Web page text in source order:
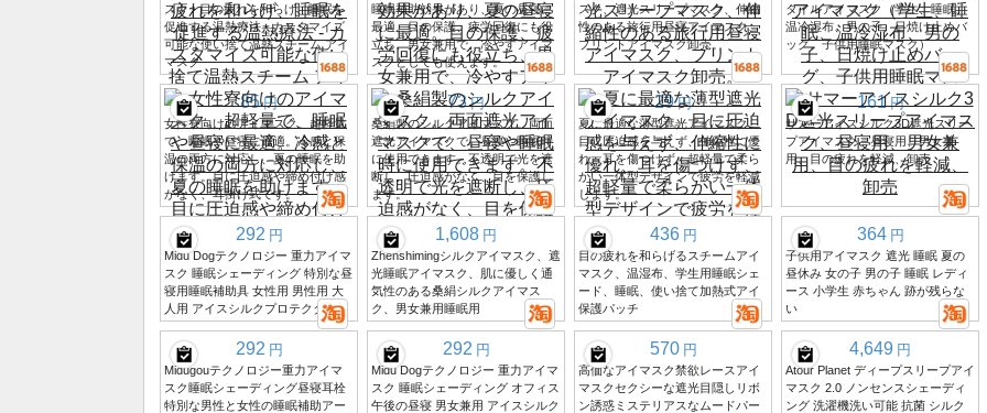
スク - 目の疲れを和らげ、睡眠を
促進する温熱療法 - カスタマイズ
可能な使い捨て温熱スチーム アイ
マスク
睡眠補助効果があり、夏の昼寝に
最適。目の保護、疲労回復にも役
立ち、男女兼用で、冷やすアイマ
スクとしても使えます。
スク、遮光スリープマスク、伸縮
性のある旅行用昼寝アイマスク、
プリントアイマスク卸売。
タイルアイマスク（学生、睡眠、
温冷湿布、男の子、日焼け止めバ
ッグ、子供用睡眠マスク）
85 円
女性寮向けのアイマスク。超軽量
で、睡眠や昼寝に最適。冷感と保
温の両方に対応し、夏の睡眠を助
けます。目に圧迫感や締め付け感
がなく、耳掛け式です。
73 円
桑絹製のシルクアイマスク。両面
遮光アイマスクで、昼寝や睡眠時
に使用できます。不透明で光を遮
断し、圧迫感がなく、目を保護し
ます。
29 円
夏に最適な薄型遮光アイマスク。
目に圧迫感を与えず、伸縮性に優
れ、耳を傷つけず、超軽量で柔ら
かい一体型デザインで疲労を軽減
します。
161 円
サマーアイスシルク3D遮光スリー
プアイマスク、昼寝用、男女兼
用、目の疲れを軽減、卸売
292 円
Midu Dogテクノロジー 重力アイマ
スク 睡眠シェーディング 特別な昼
寝用睡眠補助具 女性用 男性用 大
人用 アイスシルクプロテクター
1,608 円
Zhenshimingシルクアイマスク、遮
光睡眠アイマスク、肌に優しく通
気性のある桑絹シルクアイマス
ク、男女兼用睡眠用
436 円
目の疲れを和らげるスチームアイ
マスク、温湿布、学生用睡眠シェ
ード、睡眠、使い捨て加熱式アイ
保護パッチ
364 円
子供用アイマスク 遮光 睡眠 夏の
昼休み 女の子 男の子 睡眠 レディ
ース 小学生 赤ちゃん 跡が残らな
い
292 円
Midugouテクノロジー重力アイマ
スク睡眠シェーディング昼寝耳栓
特別な男性と女性の睡眠補助アー
292 円
Midu Dogテクノロジー 重力アイマ
スク 睡眠シェーディング オフィス
午後の昼寝 男女兼用 アイスシルク
570 円
高価なアイマスク禁欲レースアイ
マスクセクシーな遮光目隠しリボ
ン誘惑ミステリアスなムードパー
4,649 円
Atour Planet ディープスリープアイ
マスク 2.0 ノンセンスシェーディ
ング 洗濯機洗い可能 抗菌 シルク